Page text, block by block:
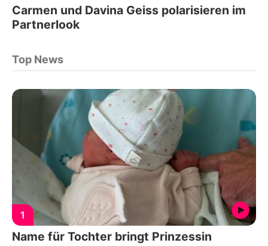
Carmen und Davina Geiss polarisieren im
Partnerlook
Top News
1
Name für Tochter bringt Prinzessin